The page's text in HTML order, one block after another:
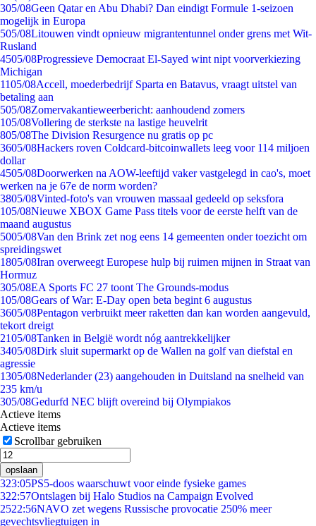
305/08Geen Qatar en Abu Dhabi? Dan eindigt Formule 1-seizoen
mogelijk in Europa
505/08Litouwen vindt opnieuw migrantentunnel onder grens met Wit-
Rusland
4505/08Progressieve Democraat El-Sayed wint nipt voorverkiezing
Michigan
1105/08Accell, moederbedrijf Sparta en Batavus, vraagt uitstel van
betaling aan
505/08Zomervakantieweerbericht: aanhoudend zomers
105/08Vollering de sterkste na lastige heuvelrit
805/08The Division Resurgence nu gratis op pc
3605/08Hackers roven Coldcard-bitcoinwallets leeg voor 114 miljoen
dollar
4505/08Doorwerken na AOW-leeftijd vaker vastgelegd in cao's, moet
werken na je 67e de norm worden?
3805/08Vinted-foto's van vrouwen massaal gedeeld op seksfora
105/08Nieuwe XBOX Game Pass titels voor de eerste helft van de
maand augustus
5005/08Van den Brink zet nog eens 14 gemeenten onder toezicht om
spreidingswet
1805/08Iran overweegt Europese hulp bij ruimen mijnen in Straat van
Hormuz
305/08EA Sports FC 27 toont The Grounds-modus
105/08Gears of War: E-Day open beta begint 6 augustus
3605/08Pentagon verbruikt meer raketten dan kan worden aangevuld,
tekort dreigt
2105/08Tanken in België wordt nóg aantrekkelijker
3405/08Dirk sluit supermarkt op de Wallen na golf van diefstal en
agressie
1305/08Nederlander (23) aangehouden in Duitsland na snelheid van
235 km/u
305/08Gedurfd NEC blijft overeind bij Olympiakos
Actieve items
Actieve items
Scrollbar gebruiken
opslaan
323:05PS5-doos waarschuwt voor einde fysieke games
322:57Ontslagen bij Halo Studios na Campaign Evolved
2522:56NAVO zet wegens Russische provocatie 250% meer
gevechtsvliegtuigen in